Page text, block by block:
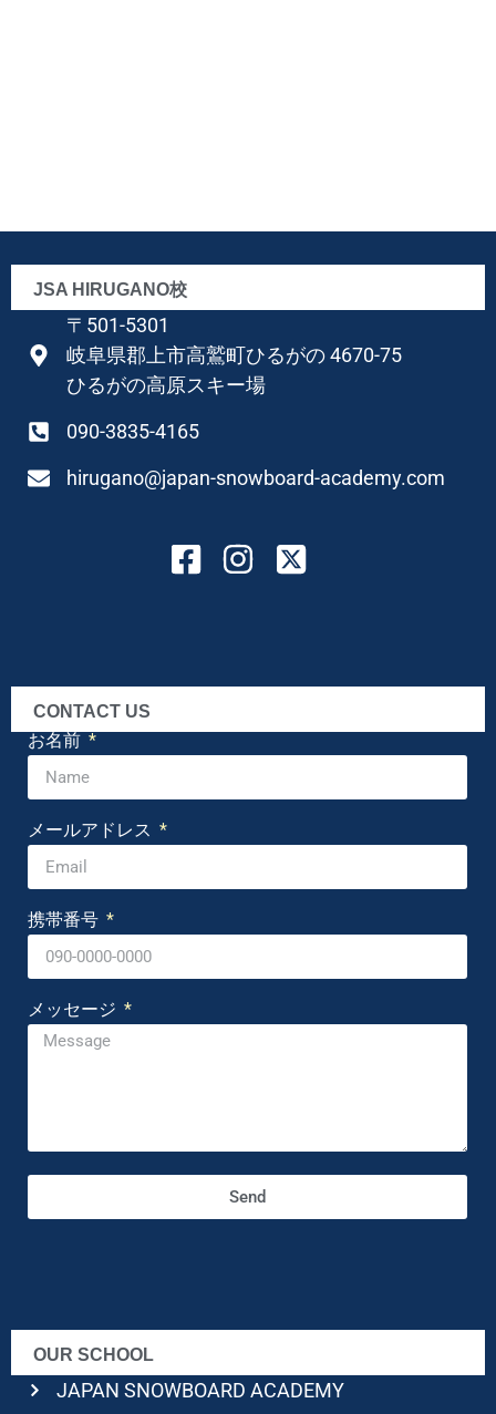
JSA HIRUGANO校
〒501-5301
岐阜県郡上市高鷲町ひるがの 4670-75
ひるがの高原スキー場
090-3835-4165
hirugano@japan-snowboard-academy.com
CONTACT US
お名前
メールアドレス
携帯番号
メッセージ
Send
OUR SCHOOL
JAPAN SNOWBOARD ACADEMY